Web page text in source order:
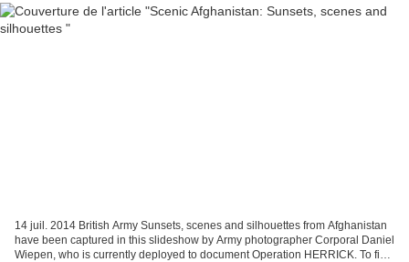
14 juil. 2014 British Army Sunsets, scenes and silhouettes from Afghanistan
have been captured in this slideshow by Army photographer Corporal Daniel
Wiepen, who is currently deployed to document Operation HERRICK. To find